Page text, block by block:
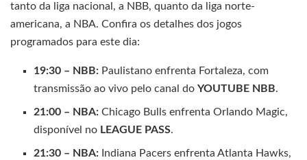
tanto da liga nacional, a NBB, quanto da liga norte-
americana, a NBA. Confira os detalhes dos jogos
programados para este dia:
19:30 – NBB: Paulistano enfrenta Fortaleza, com
transmissão ao vivo pelo canal doYOUTUBE NBB.
21:00 – NBA: Chicago Bulls enfrenta Orlando Magic,
disponível no LEAGUE PASS.
21:30 – NBA: Indiana Pacers enfrenta Atlanta Hawks,